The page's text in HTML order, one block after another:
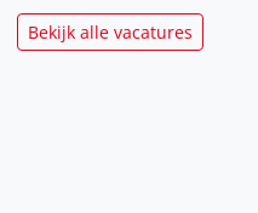
Bekijk alle vacatures